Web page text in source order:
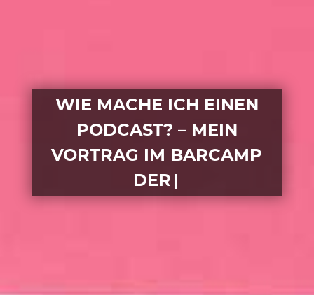
WIE MACHE ICH EINEN
PODCAST? – MEIN
VORTRAG IM BARCAMP
DER KULTUR- UN